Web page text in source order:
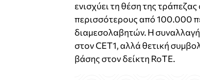
ενισχύει τη θέση της
περισσότερους από 100.000
διαμεσολαβητών. Η συναλλαγή
στον CET1, αλλά θετική
βάσης στον δείκτη RoTE.